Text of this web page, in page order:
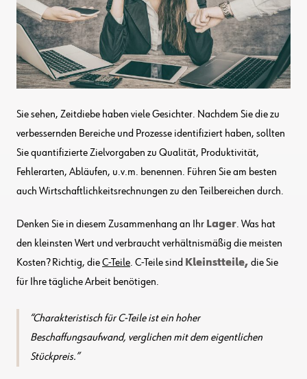
Sie sehen, Zeitdiebe haben viele Gesichter. Nachdem Sie die zu
verbessernden Bereiche und Prozesse identifiziert haben, sollten
Sie quantifizierte Zielvorgaben zu Qualität, Produktivität,
Fehlerarten, Abläufen, u.v.m. benennen. Führen Sie am besten
auch Wirtschaftlichkeitsrechnungen zu den Teilbereichen durch.
Denken Sie in diesem Zusammenhang an Ihr Lager. Was hat
den kleinsten Wert und verbraucht verhältnismäßig die meisten
Kosten? Richtig, dieC-Teile. C-Teile sind Kleinstteile, die Sie
für Ihre tägliche Arbeit benötigen.
Charakteristisch für C-Teile ist ein hoher
Beschaffungsaufwand, verglichen mit dem eigentlichen
Stückpreis.